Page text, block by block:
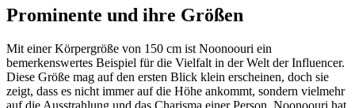
Prominente und ihre Größen
Mit einer Körpergröße von 150 cm ist Noonoouri ein
bemerkenswertes Beispiel für die Vielfalt in der Welt der Influencer.
Diese Größe mag auf den ersten Blick klein erscheinen, doch sie
zeigt, dass es nicht immer auf die Höhe ankommt, sondern vielmehr
auf die Ausstrahlung und das Charisma einer Person. Noonoouri hat